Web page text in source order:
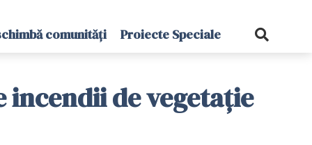
comunități Proiecte Speciale
incendii de vegetaţie